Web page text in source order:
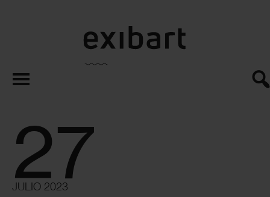
exibart.es
27
JULIO 2023